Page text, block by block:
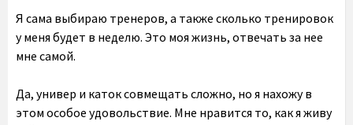
Я сама выбираю тренеров, а также сколько тренировок
у меня будет в неделю. Это моя жизнь, отвечать за нее
мне самой.
Да, универ и каток совмещать сложно, но я нахожу в
этом особое удовольствие. Мне нравится то, как я живу